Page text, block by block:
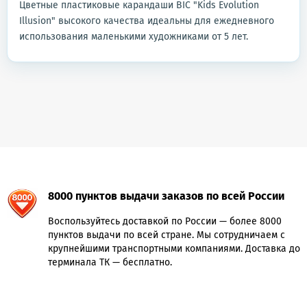
Цветные пластиковые карандаши BIC "Kids Evolution
Illusion" высокого качества идеальны для ежедневного
использования маленькими художниками от 5 лет.
8000 пунктов выдачи заказов по всей России
Воспользуйтесь доставкой по России — более 8000
пунктов выдачи по всей стране. Мы сотрудничаем с
крупнейшими транспортными компаниями. Доставка до
терминала ТК — бесплатно.